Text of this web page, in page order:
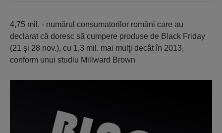
4,75 mil. - numărul consumatorilor români care au
declarat că doresc să cumpere produse de Black Friday
(21 şi 28 nov.), cu 1,3 mil. mai mulţi decât în 2013,
conform unui studiu Millward Brown